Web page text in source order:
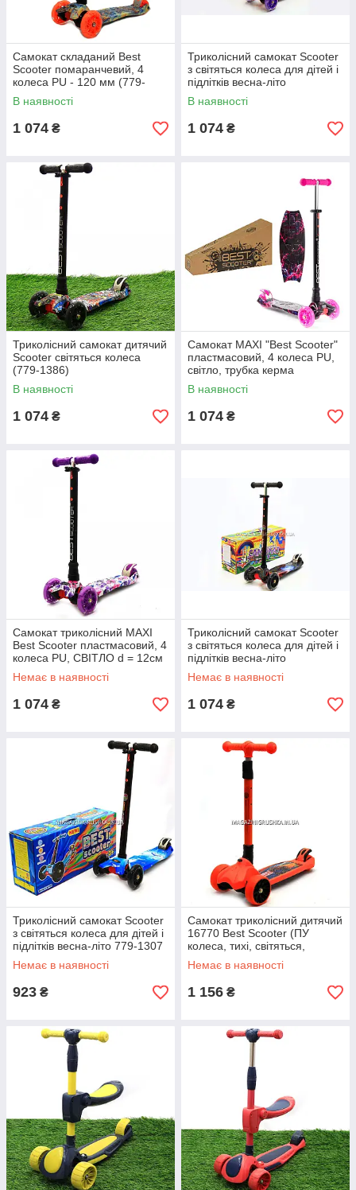
Самокат складаний Best
Scooter помаранчевий, 4
колеса PU - 120 мм (779-
1340)
В наявності
1 074 ₴
Триколісний самокат Scooter
з світяться колеса для дітей і
підлітків весна-літо
В наявності
1 074 ₴
Триколісний самокат дитячий
Scooter світяться колеса
(779-1386)
В наявності
1 074 ₴
Самокат MAXI "Best Scooter"
пластмасовий, 4 колеса PU,
світло, трубка керма
алюмінієва, d=12см, в кор.
(779-2019)
В наявності
1 074 ₴
Самокат триколісний MAXI
Best Scooter пластмасовий, 4
колеса PU, СВІТЛО d = 12см
(779-1319)
Немає в наявності
1 074 ₴
Триколісний самокат Scooter
з світяться колеса для дітей і
підлітків весна-літо
Немає в наявності
1 074 ₴
Триколісний самокат Scooter
з світяться колеса для дітей і
підлітків весна-літо 779-1307
Немає в наявності
923 ₴
Самокат триколісний дитячий
16770 Best Scooter (ПУ
колеса, тихі, світяться,
складана конструкція)
Немає в наявності
1 156 ₴